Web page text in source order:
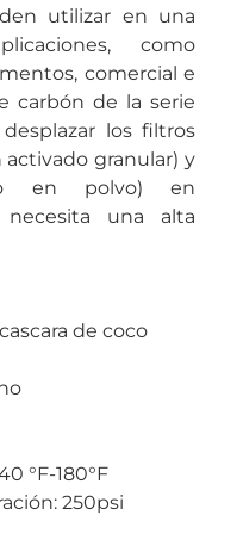
utilizar en una
como
comercial e
carbón de la serie
los filtros
activado granular) y
en polvo) en
necesita una alta
de coco
°F-180°F
250psi